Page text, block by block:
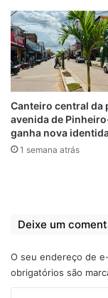
Canteiro central da
avenida de
ganha nova
1 semana atrás
Deixe um
O seu endereço de
obrigatórios são